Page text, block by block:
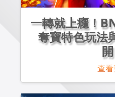
一轉就上癮！
奪寶特色玩法
開
查